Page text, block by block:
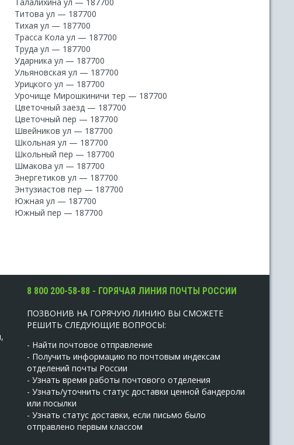
Титова ул — 187700
Тихая ул — 187700
Трасса Кола ул — 187700
Труда ул — 187700
Ударника ул — 187700
Ульяновская ул — 187700
Урицкого ул — 187700
Урочище Мирошкиничи тер — 187700
Цветочный заезд — 187700
Цветочный пер — 187700
Швейников ул — 187700
Школьная ул — 187700
Школьный пер — 187700
Шмакова ул — 187700
Энергетиков ул — 187700
Энтузиастов пер — 187700
Южная ул — 187700
Южный пер — 187700
8 800 200-58-88 - ГОРЯЧАЯ ЛИНИЯ ПОЧТЫ РОССИИ
ПОЗВОНИВ НА ГОРЯЧУЮ ЛИНИЮ ВЫ СМОЖЕТЕ
РЕШИТЬ СЛЕДУЮЩИЕ ВОПРОСЫ:
- Найти почтовое отправление
- Получить информацию по почтовым индексам
отделений почты России
- Узнать время работы почтового отделения
- Узнать/уточнить статус доставки ценной бандероли
или посылки
- Узнать статус доставки, если письмо было
отправлено первым классом